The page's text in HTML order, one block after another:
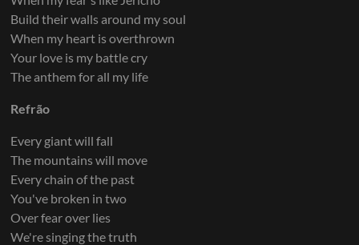
Build their walls around my soul
When my heart is overthrown
Your love is my battle cry
The anthem for all my life
Refrão
Every giant will fall
The mountains will move
Every chain of the past
You've broken in two
Over fear over lies
We're singing the truth